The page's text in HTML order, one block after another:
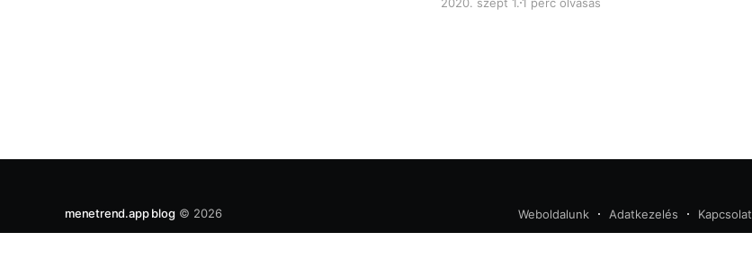
menetrend.app blog© 2026 Weboldalunk Adatkezelés Kapcsolat